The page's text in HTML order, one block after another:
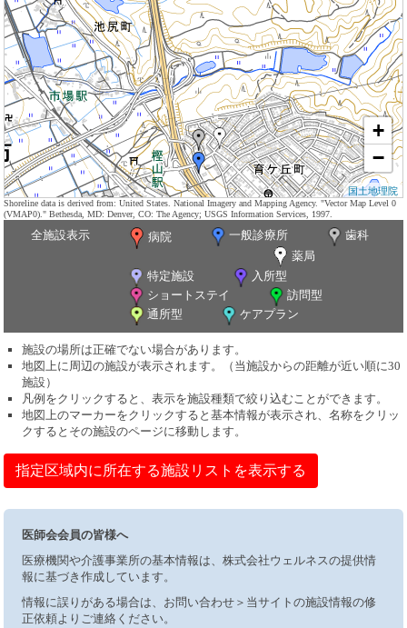
+
−
国土地理院
Shoreline data is derived from: United States. National Imagery and Mapping Agency. "Vector Map Level 0
(VMAP0)." Bethesda, MD: Denver, CO: The Agency; USGS Information Services, 1997.
全施設表示 病院 一般診療所
歯科
薬局
特定施設
入所型
ショートステイ
訪問型
通所型
ケアプラン
施設の場所は正確でない場合があります。
地図上に周辺の施設が表示されます。（当施設からの距離が近い順に30
施設）
凡例をクリックすると、表示を施設種類で絞り込むことができます。
地図上のマーカーをクリックすると基本情報が表示され、名称をクリッ
クするとその施設のページに移動します。
指定区域内に所在する施設リストを表示する
医師会会員の皆様へ
医療機関や介護事業所の基本情報は、株式会社ウェルネスの提供情
報に基づき作成しています。
情報に誤りがある場合は、お問い合わせ＞当サイトの施設情報の修
正依頼よりご連絡ください。